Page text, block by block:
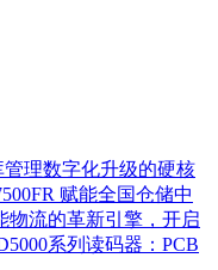
管理数字化升级的硬核
赋能全国仓储中
物流的革新引擎，开启
系列读码器：PCB